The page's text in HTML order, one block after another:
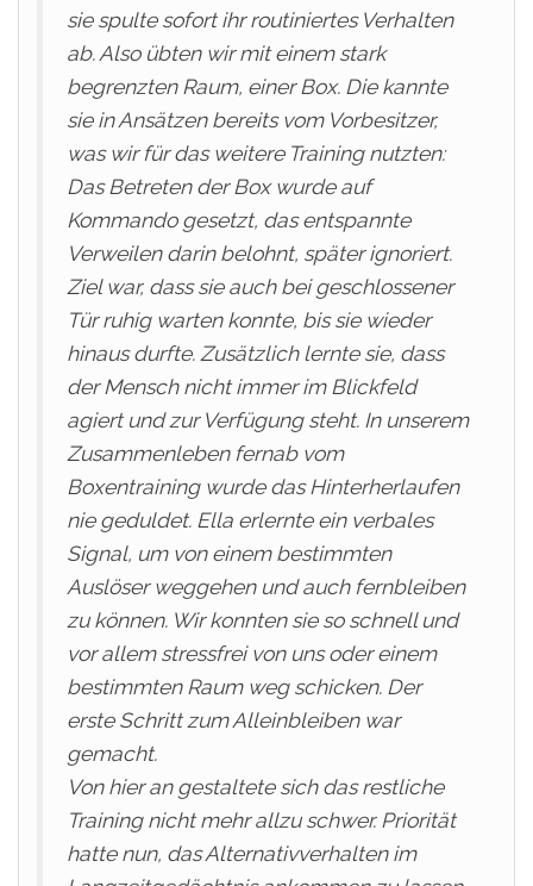
sie spulte sofort ihr routiniertes Verhalten
ab. Also übten wir mit einem stark
begrenzten Raum, einer Box. Die kannte
sie in Ansätzen bereits vom Vorbesitzer,
was wir für das weitere Training nutzten:
Das Betreten der Box wurde auf
Kommando gesetzt, das entspannte
Verweilen darin belohnt, später ignoriert.
Ziel war, dass sie auch bei geschlossener
Tür ruhig warten konnte, bis sie wieder
hinaus durfte. Zusätzlich lernte sie, dass
der Mensch nicht immer im Blickfeld
agiert und zur Verfügung steht. In unserem
Zusammenleben fernab vom
Boxentraining wurde das Hinterherlaufen
nie geduldet. Ella erlernte ein verbales
Signal, um von einem bestimmten
Auslöser weggehen und auch fernbleiben
zu können. Wir konnten sie so schnell und
vor allem stressfrei von uns oder einem
bestimmten Raum weg schicken. Der
erste Schritt zum Alleinbleiben war
gemacht.
Von hier an gestaltete sich das restliche
Training nicht mehr allzu schwer. Priorität
hatte nun, das Alternativverhalten im